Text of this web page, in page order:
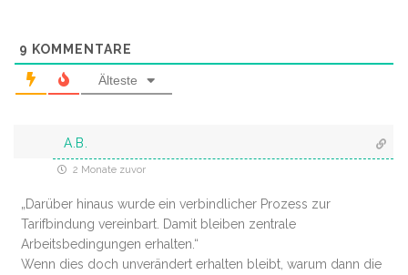
9 KOMMENTARE
Älteste
A.B.
2 Monate zuvor
„Darüber hinaus wurde ein verbindlicher Prozess zur
Tarifbindung vereinbart. Damit bleiben zentrale
Arbeitsbedingungen erhalten.“
Wenn dies doch unverändert erhalten bleibt, warum dann die